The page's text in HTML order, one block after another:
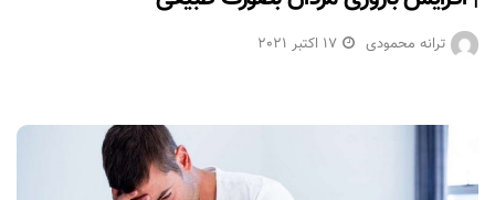
ترانه محمودی 17 اکتبر 2021